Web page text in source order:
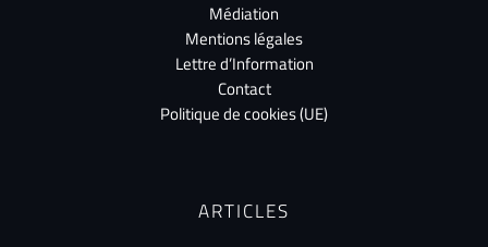
Médiation
Mentions légales
Lettre d’Information
Contact
Politique de cookies (UE)
ARTICLES